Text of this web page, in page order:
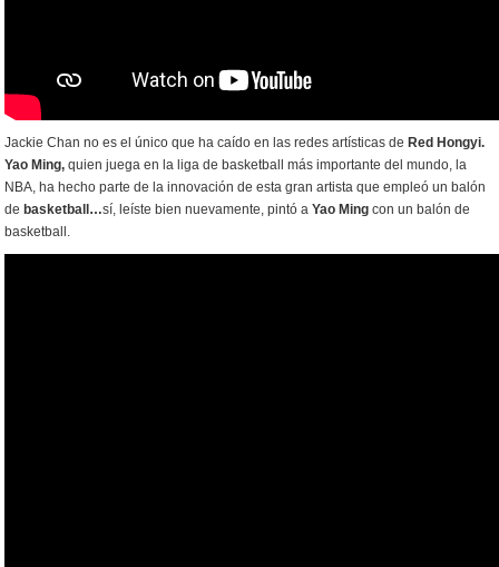
Jackie Chan no es el único que ha caído en las redes artísticas deRed Hongyi.
Yao Ming,quien juega en la liga de basketball más importante del mundo, la
NBA, ha hecho parte de la innovación de esta gran artista que empleó un balón
debasketball…sí, leíste bien nuevamente, pintó a Yao Ming con un balón de
basketball.